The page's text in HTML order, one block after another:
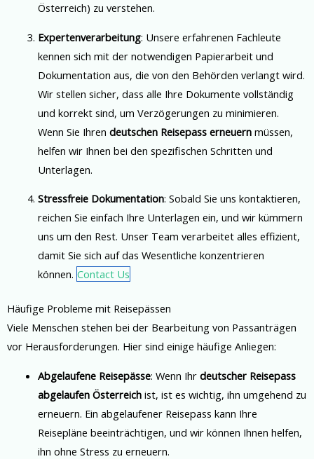
Österreich) zu verstehen.
Expertenverarbeitung: Unsere erfahrenen Fachleute
kennen sich mit der notwendigen Papierarbeit und
Dokumentation aus, die von den Behörden verlangt wird.
Wir stellen sicher, dass alle Ihre Dokumente vollständig
und korrekt sind, um Verzögerungen zu minimieren.
Wenn Sie Ihren deutschen Reisepass erneuernmüssen,
helfen wir Ihnen bei den spezifischen Schritten und
Unterlagen.
Stressfreie Dokumentation: Sobald Sie uns kontaktieren,
reichen Sie einfach Ihre Unterlagen ein, und wir kümmern
uns um den Rest. Unser Team verarbeitet alles effizient,
damit Sie sich auf das Wesentliche konzentrieren
können. Contact Us
Häufige Probleme mit Reisepässen
Viele Menschen stehen bei der Bearbeitung von Passanträgen
vor Herausforderungen. Hier sind einige häufige Anliegen:
Abgelaufene Reisepässe: Wenn Ihr deutscher Reisepass
abgelaufen Österreichist, ist es wichtig, ihn umgehend zu
erneuern. Ein abgelaufener Reisepass kann Ihre
Reisepläne beeinträchtigen, und wir können Ihnen helfen,
ihn ohne Stress zu erneuern.